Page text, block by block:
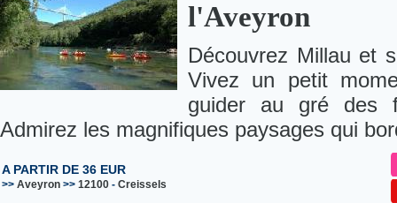
l'Aveyron
Découvrez Millau et
Vivez un petit
guider au gré des
Admirez les magnifiques paysages qui
A PARTIR DE 36 EUR
>> Aveyron >> 12100 - Creissels